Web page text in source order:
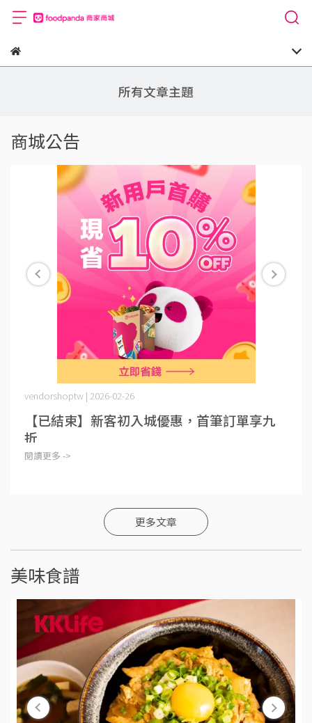
所有文章主題
商城公告
vendorshoptw | 2026-02-26
【已結束】新客初入城優惠，首筆訂單享九
折
閱讀更多 ->
更多文章
美味食譜